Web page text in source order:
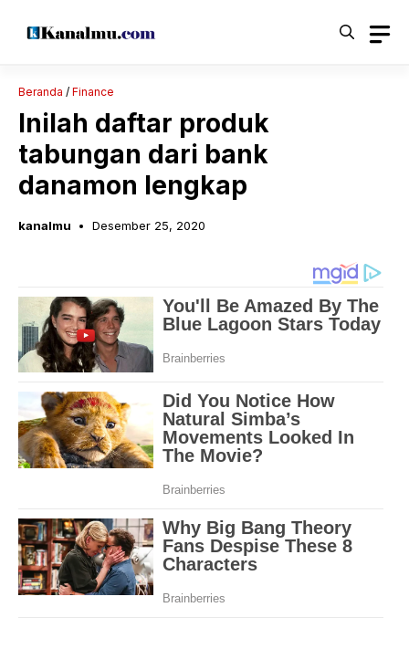
Beranda / Finance
Inilah daftar produk
tabungan dari bank
danamon lengkap
kanalmu Desember 25, 2020